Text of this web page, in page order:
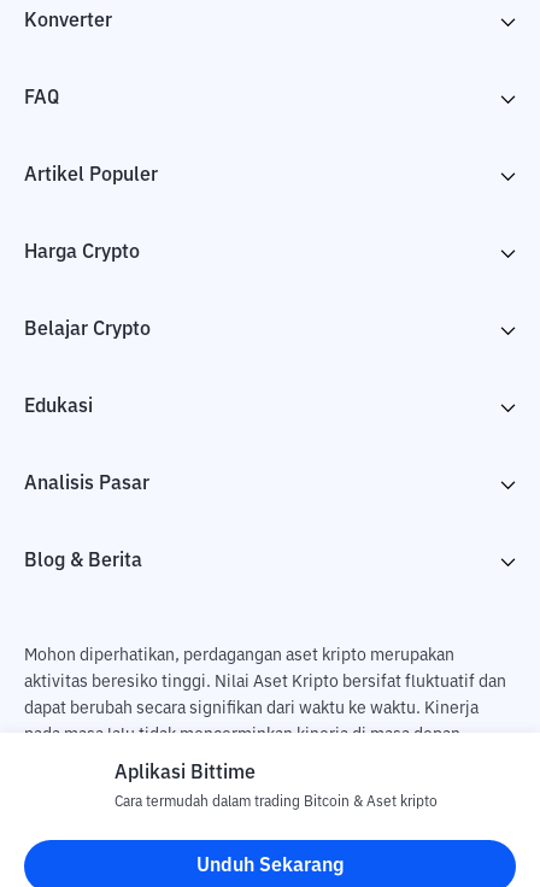
Konverter
FAQ
Artikel Populer
Harga Crypto
Belajar Crypto
Edukasi
Analisis Pasar
Blog & Berita
Mohon diperhatikan, perdagangan aset kripto merupakan
aktivitas beresiko tinggi. Nilai Aset Kripto bersifat fluktuatif dan
dapat berubah secara signifikan dari waktu ke waktu. Kinerja
pada masa lalu tidak mencerminkan kinerja di masa depan.
Terdapat risiko kehilangan sebagai dampak dari membeli dan
pengguna. PT Utama Aset Digital Indonesia (Bittime) tidak
bertanggung jawab atas perubahan fluktuasi dari nilai tukar Aset
Kripto.
Aplikasi Bittime
Cara termudah dalam trading Bitcoin & Aset kripto
Unduh Sekarang